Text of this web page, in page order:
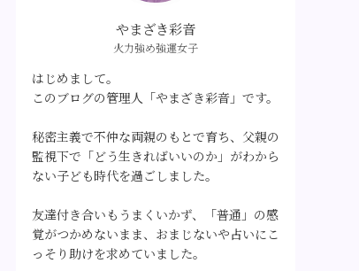
やまざき彩音
火力強め強運女子
はじめまして。
このブログの管理人「やまざき彩音」です。
秘密主義で不仲な両親のもとで育ち、父親の
監視下で「どう生きればいいのか」がわから
ない子ども時代を過ごしました。
友達付き合いもうまくいかず、「普通」の感
覚がつかめないまま、おまじないや占いにこ
っそり助けを求めていました。